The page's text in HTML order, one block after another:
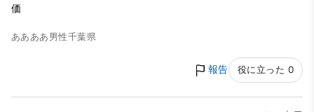
価
ああああ 男性千葉県
報告 役に立った 0